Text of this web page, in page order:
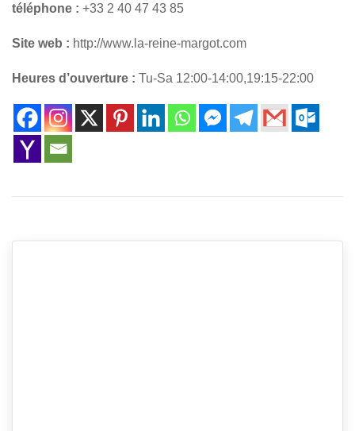
téléphone : +33 2 40 47 43 85
Site web : http://www.la-reine-margot.com
Heures d’ouverture : Tu-Sa 12:00-14:00,19:15-22:00